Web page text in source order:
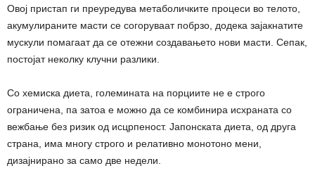
Овој пристап ги преуредува метаболичките процеси во телото,
акумулираните масти се согоруваат побрзо, додека зајакнатите
мускули помагаат да се отежни создавањето нови масти. Сепак,
постојат неколку клучни разлики.
Со хемиска диета, големината на порциите не е строго
ограничена, па затоа е можно да се комбинира исхраната со
вежбање без ризик од исцрпеност. Јапонската диета, од друга
страна, има многу строго и релативно монотоно мени,
дизајнирано за само две недели.